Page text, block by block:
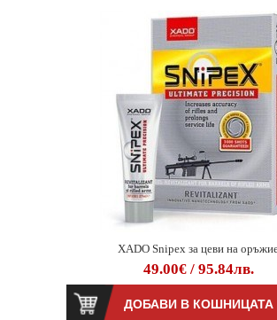
XADO Snipex за цеви на
49.00€ / 95.84лв.